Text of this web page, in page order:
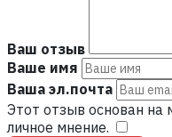
Ваш отзыв
Ваше имя
Ваша эл.почта
Этот отзыв основан
личное мнение.